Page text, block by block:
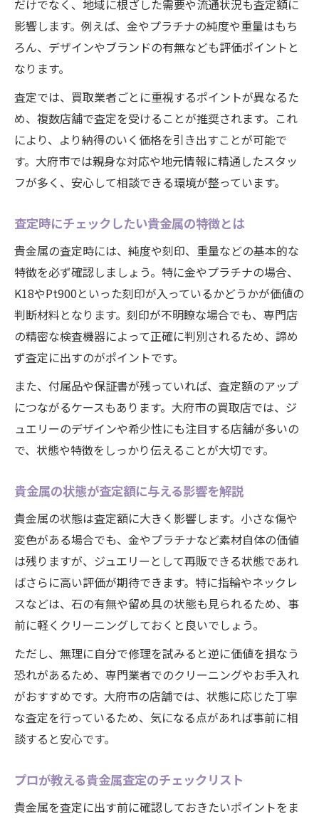
だけでなく、地域に根ざした需要や流通状況も査定額に
影響します。例えば、金やプラチナの純度や重量はもち
ろん、デザインやブランドの有無なども評価ポイントと
なります。
査定では、買取業者ごとに重視するポイントが異なるた
め、複数店舗で査定を受けることが推奨されます。これ
により、より納得のいく価格を引き出すことが可能で
す。大府市では親身な対応や地元情報に精通したスタッ
フが多く、安心して相談できる環境が整っています。
査定時にチェックしたい貴金属の特徴とは
貴金属の査定時には、純度や刻印、重量などの基本的な
特徴を必ず確認しましょう。特に金やプラチナの場合、
K18やPt900といった刻印が入っているかどうかが価値の
判断材料となります。刻印が不明瞭な場合でも、専門店
の精密な検査機器によって正確に判別されるため、諦め
ず査定に出すのがポイントです。
また、付属品や保証書が残っていれば、査定額のアップ
につながるケースもあります。大府市の買取店では、ジ
ュエリーのデザインや希少性にも注目する店舗が多いの
で、状態や特徴をしっかり伝えることが大切です。
貴金属の状態が査定額に与える影響を解説
貴金属の状態は査定額に大きく影響します。小さな傷や
変色がある場合でも、金やプラチナなど素材自体の価値
は残りますが、ジュエリーとして再販できる状態であれ
ばさらに高い評価が期待できます。特に指輪やネックレ
スなどは、石の有無や留め具の状態も見られるため、事
前に軽くクリーニングしておくと良いでしょう。
ただし、無理に自分で修理を試みると逆に価値を損なう
恐れがあるため、専門業者でのクリーニングやお手入れ
がおすすめです。大府市の店舗では、状態に応じた丁寧
な査定を行っているため、気になる点があれば事前に相
談すると安心です。
プロが教える貴金属査定のチェックリスト
貴金属を査定に出す前に確認しておきたいポイントをま